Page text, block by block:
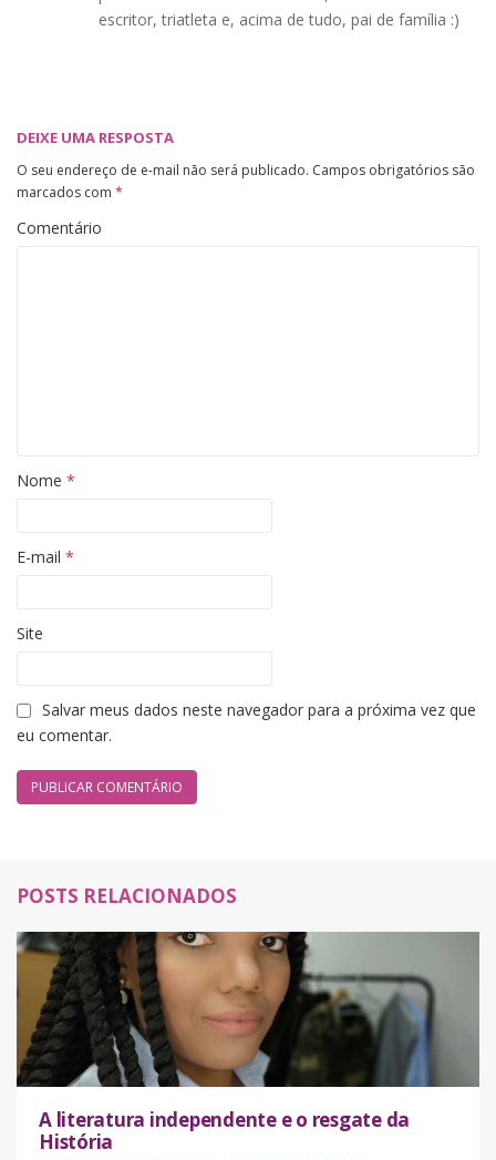
escritor, triatleta e, acima de tudo, pai de família :)
DEIXE UMA RESPOSTA
O seu endereço de e-mail não será publicado. Campos obrigatórios são
marcados com *
Comentário
Nome *
E-mail *
Site
Salvar meus dados neste navegador para a próxima vez que
eu comentar.
POSTS RELACIONADOS
A literatura independente e o resgate da
História